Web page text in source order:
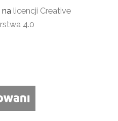
licencji Creative
4.0